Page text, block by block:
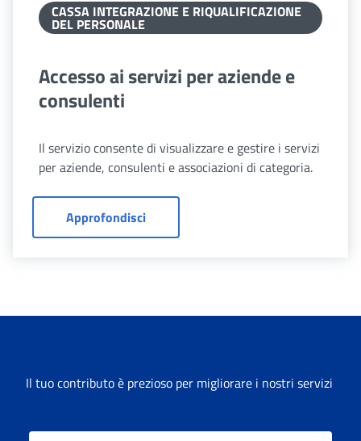
CASSA INTEGRAZIONE E RIQUALIFICAZIONE
DEL PERSONALE
Accesso ai servizi per aziende e
consulenti
Il servizio consente di visualizzare e gestire i servizi
per aziende, consulenti e associazioni di categoria.
ApprofondisciAccesso ai servizi per aziende e
Il tuo contributo è prezioso per migliorare i nostri servizi